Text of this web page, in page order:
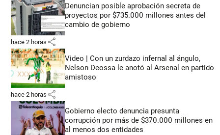
Denuncian posible aprobación secreta de
proyectos por $735.000 millones antes del
cambio de gobierno
hace 2 horas share
Video | Con un zurdazo infernal al ángulo,
Nelson Deossa le anotó al Arsenal en partido
amistoso
hace 2 horas share
Gobierno electo denuncia presunta
corrupción por más de $370.000 millones en
al menos dos entidades